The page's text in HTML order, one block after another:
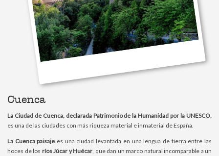
Cuenca
La Ciudad de Cuenca, declarada Patrimonio de la Humanidad por la UNESCO,
es una de las ciudades con más riqueza material e inmaterial de España.
La Cuenca paisaje es una ciudad levantada en una lengua de tierra entre las
hoces de los ríos Júcar y Huécar , que dan un marco natural incomparable a un